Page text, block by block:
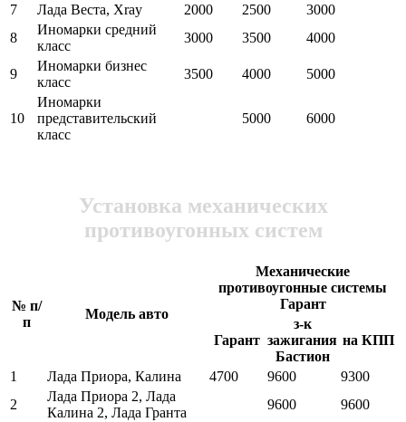
7
Лада Веста, Xray 2000 2500
3000
8
Иномарки средний
класс
3000 3500 4000
9
Иномарки бизнес
класс
3500 4000 5000
10
Иномарки
представительский
класс
5000 6000
Установка механических
противоугонных систем
№ п/
п
Модель авто
Механические
противоугонные системы
Гарант
Гарант
з-к
зажигания
Бастион
на КПП
1 Лада Приора, Калина 4700 9600
9300
2
Лада Приора 2, Лада
Калина 2, Лада Гранта
9600
9600